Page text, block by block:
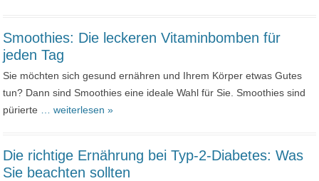
Smoothies: Die leckeren Vitaminbomben für
jeden Tag
Sie möchten sich gesund ernähren und Ihrem Körper etwas Gutes
tun? Dann sind Smoothies eine ideale Wahl für Sie. Smoothies sind
pürierte
… weiterlesen »
Die richtige Ernährung bei Typ-2-Diabetes: Was
Sie beachten sollten